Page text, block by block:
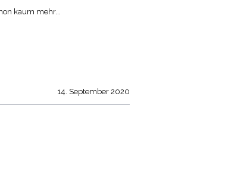
kaum mehr...
14. September 2020